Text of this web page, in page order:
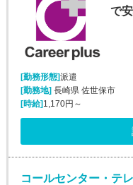
で
[勤務形態]派遣
[勤務地] 長崎県 佐世保市
[時給] 1,170円～
コールセンター・テ